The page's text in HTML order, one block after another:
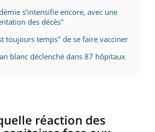
s’intensifie encore, avec une
des décès"
toujours temps" de se faire vacciner
blanc déclenché dans 87 hôpitaux
réaction des